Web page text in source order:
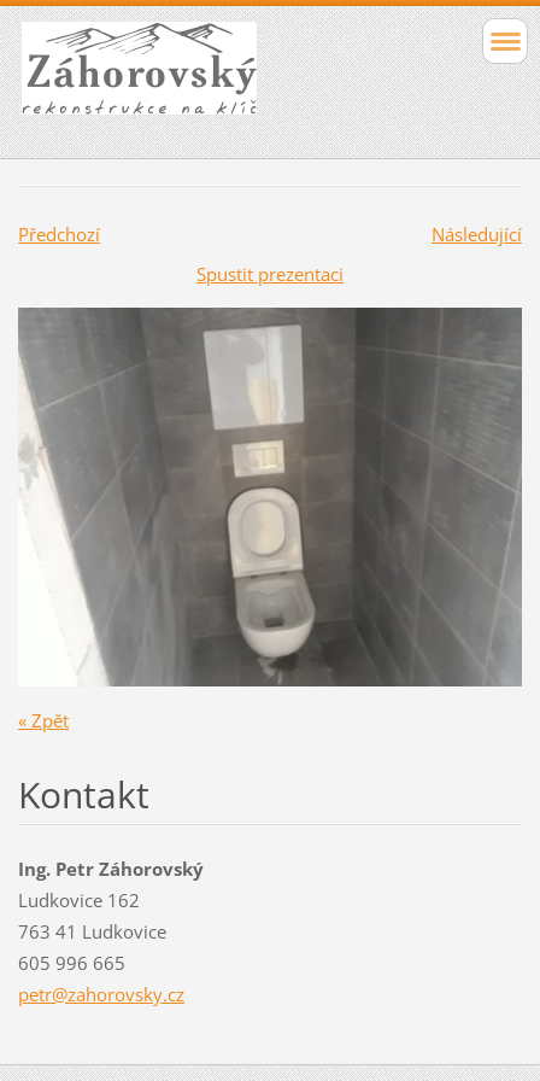
Předchozí
Následující
Spustit prezentaci
« Zpět
Kontakt
Ing. Petr Záhorovský
Ludkovice 162
763 41 Ludkovice
605 996 665
petr@zahorovsky.cz